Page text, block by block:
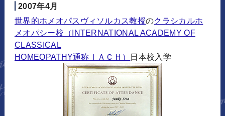
2007年4月
世界的ホメオパスヴィソルカス教授のクラシカルホ
メオパシー校（INTERNATIONAL ACADEMY OF
CLASSICAL
HOMEOPATHY通称ＩＡＣＨ） 日本校入学